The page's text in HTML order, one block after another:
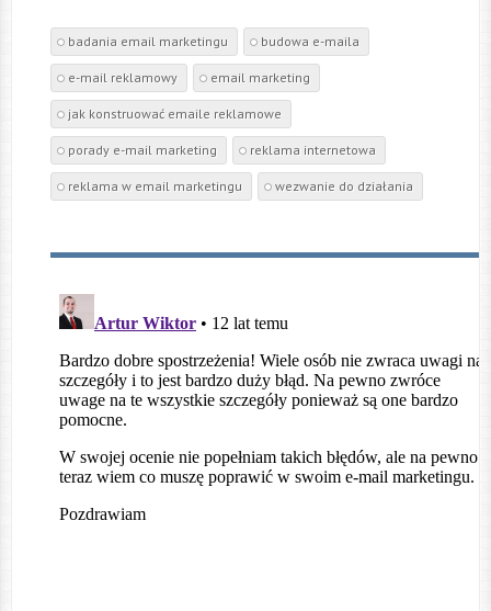
badania email marketingu budowa e-maila
e-mail reklamowy email marketing
jak konstruować emaile reklamowe
porady e-mail marketing reklama internetowa
reklama w email marketingu wezwanie do działania